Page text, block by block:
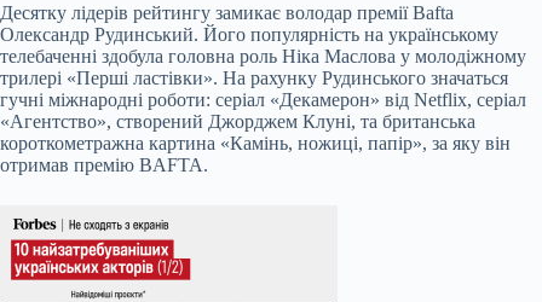
Десятку лідерів рейтингу замикає володар премії Bafta
Олександр Рудинський. Його популярність на українському
телебаченні здобула головна роль Ніка Маслова у молодіжному
трилері «Перші ластівки». На рахунку Рудинського значаться
гучні міжнародні роботи: серіал «Декамерон» від Netflix, серіал
«Агентство», створений Джорджем Клуні, та британська
короткометражна картина «Камінь, ножиці, папір», за яку він
отримав премію BAFTA.